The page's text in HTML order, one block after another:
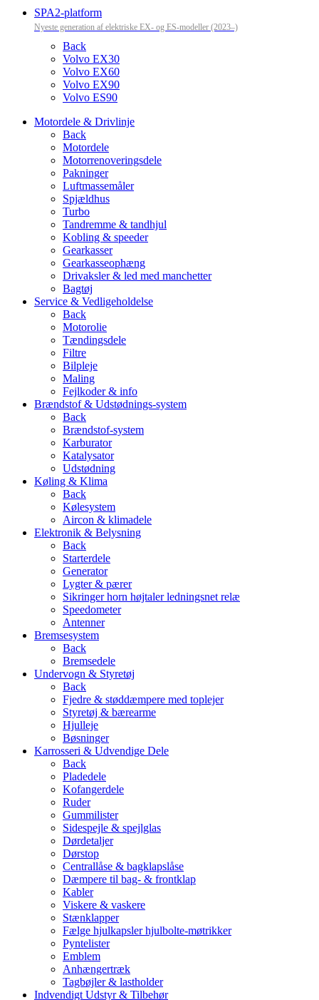
SPA2-platform
Nyeste generation af elektriske EX- og ES-modeller (2023–)
Back
Volvo EX30
Volvo EX60
Volvo EX90
Volvo ES90
Motordele & Drivlinje
Back
Motordele
Motorrenoveringsdele
Pakninger
Luftmassemåler
Spjældhus
Turbo
Tandremme & tandhjul
Kobling & speeder
Gearkasser
Gearkasseophæng
Drivaksler & led med manchetter
Bagtøj
Service & Vedligeholdelse
Back
Motorolie
Tændingsdele
Filtre
Bilpleje
Maling
Fejlkoder & info
Brændstof & Udstødnings-system
Back
Brændstof-system
Karburator
Katalysator
Udstødning
Køling & Klima
Back
Kølesystem
Aircon & klimadele
Elektronik & Belysning
Back
Starterdele
Generator
Lygter & pærer
Sikringer horn højtaler ledningsnet relæ
Speedometer
Antenner
Bremsesystem
Back
Bremsedele
Undervogn & Styretøj
Back
Fjedre & støddæmpere med toplejer
Styretøj & bærearme
Hjulleje
Bøsninger
Karrosseri & Udvendige Dele
Back
Pladedele
Kofangerdele
Ruder
Gummilister
Sidespejle & spejlglas
Dørdetaljer
Dørstop
Centrallåse & bagklapslåse
Dæmpere til bag- & frontklap
Kabler
Viskere & vaskere
Stænklapper
Fælge hjulkapsler hjulbolte-møtrikker
Pyntelister
Emblem
Anhængertræk
Tagbøjler & lastholder
Indvendigt Udstyr & Tilbehør